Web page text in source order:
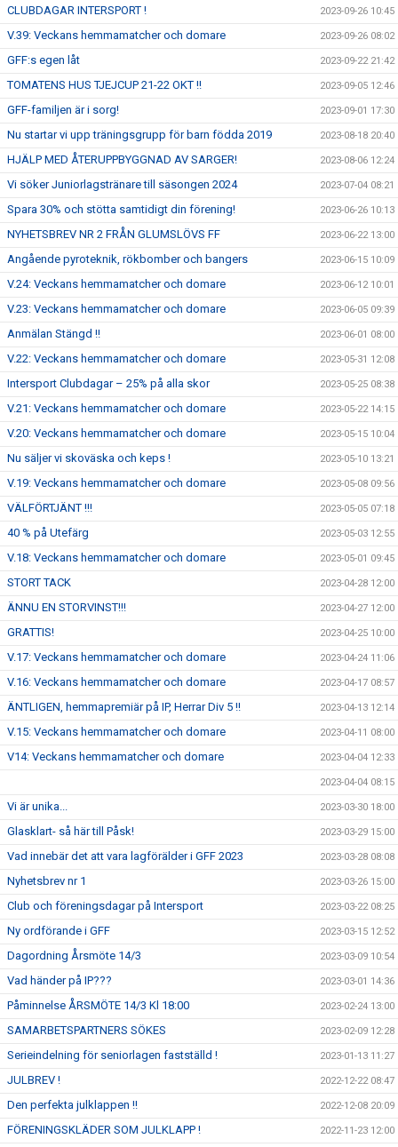
CLUBDAGAR INTERSPORT ! 2023-09-26 10:45
V.39: Veckans hemmamatcher och domare 2023-09-26 08:02
GFF:s egen låt 2023-09-22 21:42
TOMATENS HUS TJEJCUP 21-22 OKT !! 2023-09-05 12:46
GFF-familjen är i sorg! 2023-09-01 17:30
Nu startar vi upp träningsgrupp för barn födda 2019 2023-08-18 20:40
HJÄLP MED ÅTERUPPBYGGNAD AV SARGER! 2023-08-06 12:24
Vi söker Juniorlagstränare till säsongen 2024 2023-07-04 08:21
Spara 30% och stötta samtidigt din förening! 2023-06-26 10:13
NYHETSBREV NR 2 FRÅN GLUMSLÖVS FF 2023-06-22 13:00
Angående pyroteknik, rökbomber och bangers 2023-06-15 10:09
V.24: Veckans hemmamatcher och domare 2023-06-12 10:01
V.23: Veckans hemmamatcher och domare 2023-06-05 09:39
Anmälan Stängd !! 2023-06-01 08:00
V.22: Veckans hemmamatcher och domare 2023-05-31 12:08
Intersport Clubdagar – 25% på alla skor 2023-05-25 08:38
V.21: Veckans hemmamatcher och domare 2023-05-22 14:15
V.20: Veckans hemmamatcher och domare 2023-05-15 10:04
Nu säljer vi skoväska och keps ! 2023-05-10 13:21
V.19: Veckans hemmamatcher och domare 2023-05-08 09:56
VÄLFÖRTJÄNT !!! 2023-05-05 07:18
40 % på Utefärg 2023-05-03 12:55
V.18: Veckans hemmamatcher och domare 2023-05-01 09:45
STORT TACK 2023-04-28 12:00
ÄNNU EN STORVINST!!! 2023-04-27 12:00
GRATTIS! 2023-04-25 10:00
V.17: Veckans hemmamatcher och domare 2023-04-24 11:06
V.16: Veckans hemmamatcher och domare 2023-04-17 08:57
ÄNTLIGEN, hemmapremiär på IP, Herrar Div 5 !! 2023-04-13 12:14
V.15: Veckans hemmamatcher och domare 2023-04-11 08:00
V14: Veckans hemmamatcher och domare 2023-04-04 12:33
2023-04-04 08:15
Vi är unika... 2023-03-30 18:00
Glasklart- så här till Påsk! 2023-03-29 15:00
Vad innebär det att vara lagförälder i GFF 2023 2023-03-28 08:08
Nyhetsbrev nr 1 2023-03-26 15:00
Club och föreningsdagar på Intersport 2023-03-22 08:25
Ny ordförande i GFF 2023-03-15 12:52
Dagordning Årsmöte 14/3 2023-03-09 10:54
Vad händer på IP??? 2023-03-01 14:36
Påminnelse ÅRSMÖTE 14/3 Kl 18:00 2023-02-24 13:00
SAMARBETSPARTNERS SÖKES 2023-02-09 12:28
Serieindelning för seniorlagen fastställd ! 2023-01-13 11:27
JULBREV ! 2022-12-22 08:47
Den perfekta julklappen !! 2022-12-08 20:09
FÖRENINGSKLÄDER SOM JULKLAPP ! 2022-11-23 12:00